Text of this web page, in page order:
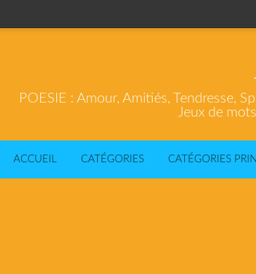
POESIE : Amour, Amitiés, Tendresse,
Jeux de
ACCUEIL CATÉGORIES CATÉGORIES